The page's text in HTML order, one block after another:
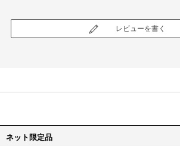
レビューを書く
ネット限定品